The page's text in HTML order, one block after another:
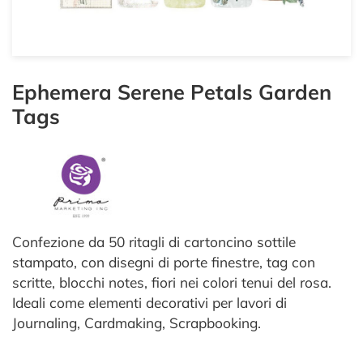
Ephemera Serene Petals Garden
Tags
Confezione da 50 ritagli di cartoncino sottile
stampato, con disegni di porte finestre, tag con
scritte, blocchi notes, fiori nei colori tenui del rosa.
Ideali come elementi decorativi per lavori di
Journaling, Cardmaking, Scrapbooking.